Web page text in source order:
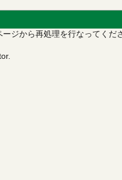
ージから再処理を行なってくだ